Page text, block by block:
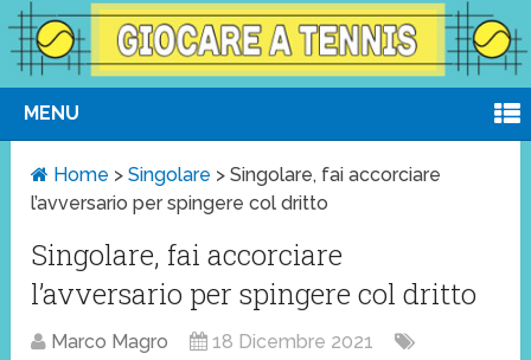
MENU
Home >Singolare >Singolare, fai accorciare
l’avversario per spingere col dritto
Singolare, fai accorciare
l’avversario per spingere col dritto
Marco Magro 18 Dicembre 2021